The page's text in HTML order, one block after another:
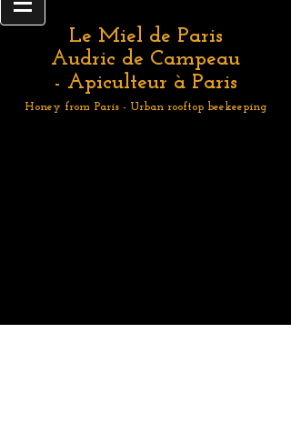
Le Miel de Paris
Audric de Campeau
- Apiculteur à Paris
Honey from Paris - Urban rooftop beekeeping